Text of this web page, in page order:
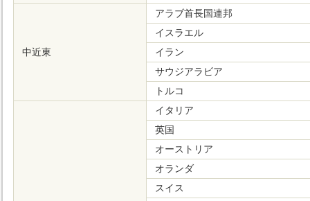
中近東
アラブ首長国連邦
イスラエル
イラン
サウジアラビア
トルコ
イタリア
英国
オーストリア
オランダ
スイス